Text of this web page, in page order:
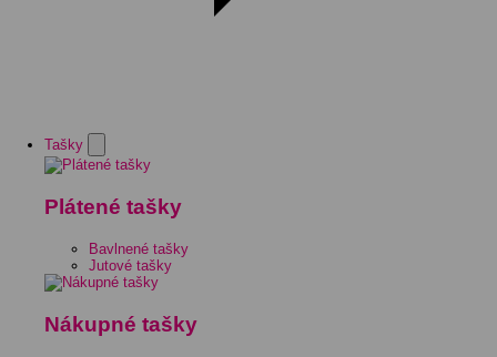
Tašky
Plátené tašky
Bavlnené tašky
Jutové tašky
Nákupné tašky